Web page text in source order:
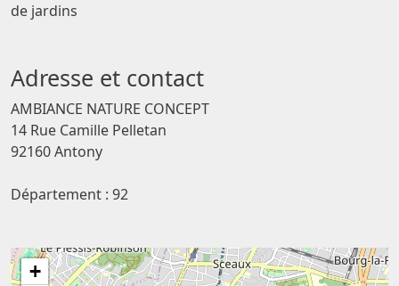
de jardins
Adresse et contact
AMBIANCE NATURE CONCEPT
14 Rue Camille Pelletan
92160 Antony
Département : 92
+